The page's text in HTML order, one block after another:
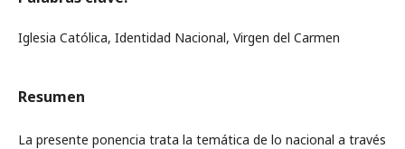
Iglesia Católica, Identidad Nacional, Virgen del Carmen
Resumen
La presente ponencia trata la temática de lo nacional a través